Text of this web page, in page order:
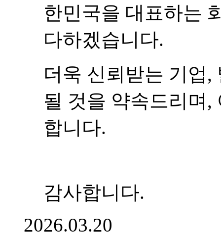
한민국을 대표하는
다하겠습니다.
더욱 신뢰받는 기업
될 것을 약속드리며
합니다.
감사합니다.
2026.03.20